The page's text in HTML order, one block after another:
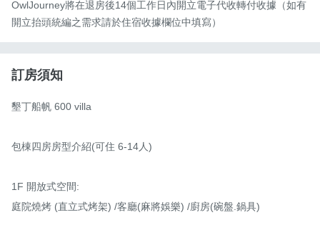
OwlJourney將在退房後14個工作日內開立電子代收轉付收據（如有
開立抬頭統編之需求請於住宿收據欄位中填寫）
訂房須知
墾丁船帆 600 villa
包棟四房房型介紹(可住 6-14人)
1F 開放式空間:
庭院燒烤 (直立式烤架) /客廳(麻將娛樂) /廚房(碗盤.鍋具)